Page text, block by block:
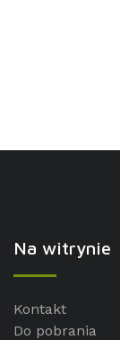
Na witrynie
Kontakt
Do pobrania